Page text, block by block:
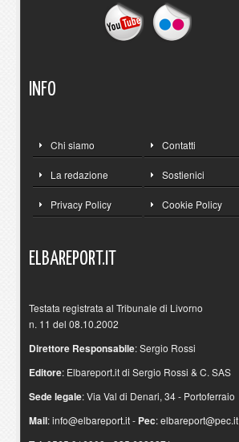
INFO
Chi siamo Contatti
La redazione Sostienici
Privacy Policy Cookie Policy
ELBAREPORT.IT
Testata registrata al Tribunale di Livorno
n. 11 del 08.10.2002
Direttore Responsabile: Sergio Rossi
Editore: Elbareport.it di Sergio Rossi & C. SAS
Sede legale: Via Val di Denari, 34 - Portoferraio
Mail:info@elbareport.it- Pec:elbareport@pec.it